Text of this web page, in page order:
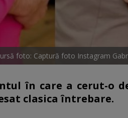
foto: Captură foto Instagram
în care a cerut-o
clasica întrebare.